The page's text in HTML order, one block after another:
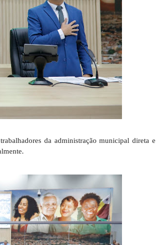
da administração municipal direta e